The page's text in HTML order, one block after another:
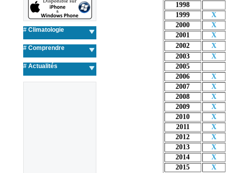
# Climatologie
# Comprendre
# Actualités
1998
1999
X
2000
X
2001
X
2002
X
2003
X
2005
2006
X
2007
X
2008
X
2009
X
2010
X
2011
X
2012
X
2013
X
2014
X
2015
X